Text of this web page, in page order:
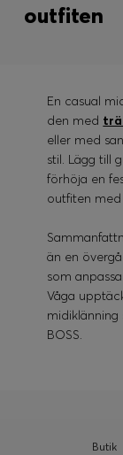
outfiten
En casual
den med
eller med
stil. Lägg till
förhöja en
outfiten
än en
som
Våga
BOSS.
Butik